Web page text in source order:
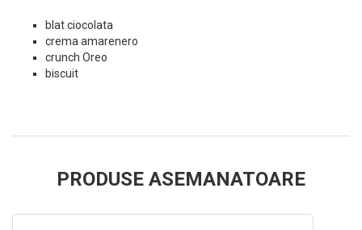
blat ciocolata
crema amarenero
crunch Oreo
biscuit
PRODUSE ASEMANATOARE